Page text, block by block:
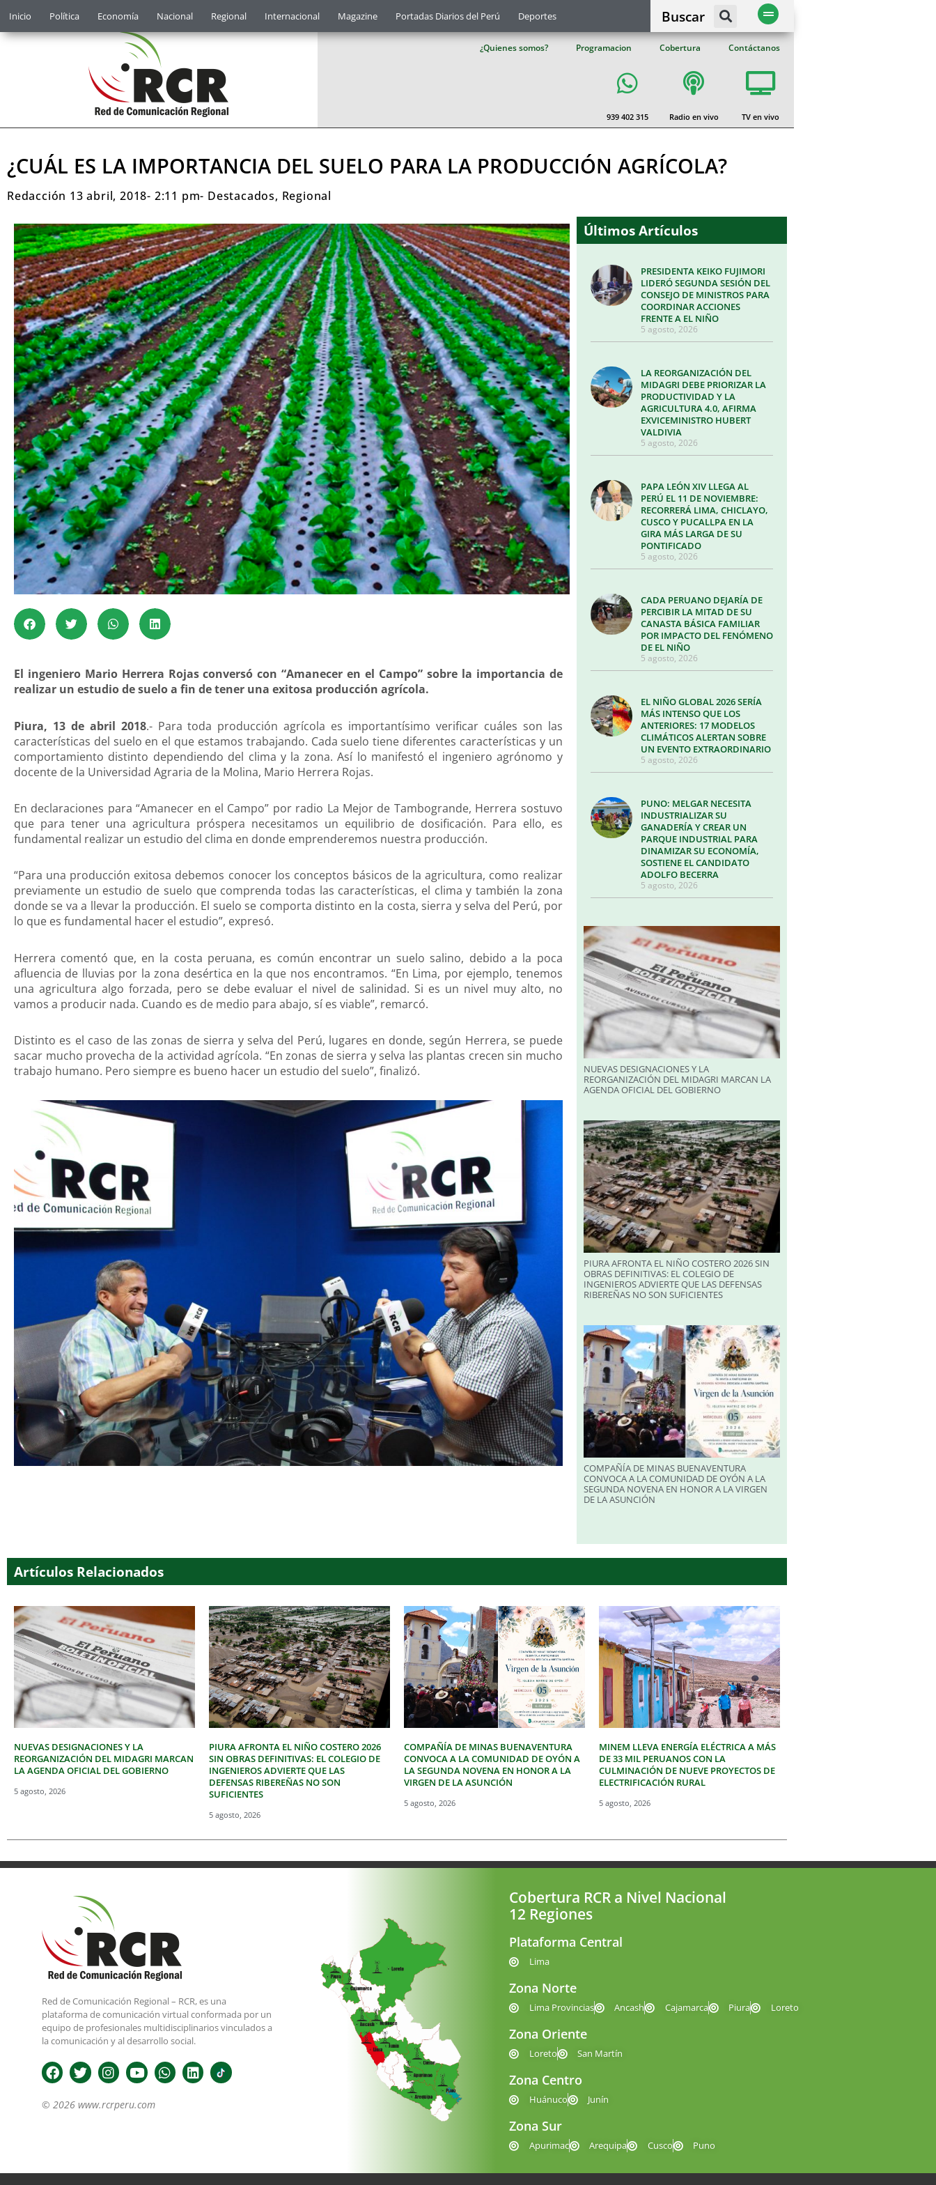
Inicio Política Economía Nacional Regional Internacional Magazine Portadas Diarios del Perú Deportes Buscar
¿Quienes somos? Programacion Cobertura Contáctanos
939 402 315 Radio en vivo TV en vivo
¿CUÁL ES LA IMPORTANCIA DEL SUELO PARA LA PRODUCCIÓN AGRÍCOLA?
Redacción 13 abril, 2018- 2:11 pm- Destacados, Regional
El ingeniero Mario Herrera Rojas conversó con “Amanecer en el Campo” sobre la importancia de
realizar un estudio de suelo a fin de tener una exitosa producción agrícola.
Piura, 13 de abril 2018.- Para toda producción agrícola es importantísimo verificar cuáles son las
características del suelo en el que estamos trabajando. Cada suelo tiene diferentes características y un
comportamiento distinto dependiendo del clima y la zona. Así lo manifestó el ingeniero agrónomo y
docente de la Universidad Agraria de la Molina, Mario Herrera Rojas.
En declaraciones para “Amanecer en el Campo” por radio La Mejor de Tambogrande, Herrera sostuvo
que para tener una agricultura próspera necesitamos un equilibrio de dosificación. Para ello, es
fundamental realizar un estudio del clima en donde emprenderemos nuestra producción.
“Para una producción exitosa debemos conocer los conceptos básicos de la agricultura, como realizar
previamente un estudio de suelo que comprenda todas las características, el clima y también la zona
donde se va a llevar la producción. El suelo se comporta distinto en la costa, sierra y selva del Perú, por
lo que es fundamental hacer el estudio”, expresó.
Herrera comentó que, en la costa peruana, es común encontrar un suelo salino, debido a la poca
afluencia de lluvias por la zona desértica en la que nos encontramos. “En Lima, por ejemplo, tenemos
una agricultura algo forzada, pero se debe evaluar el nivel de salinidad. Si es un nivel muy alto, no
vamos a producir nada. Cuando es de medio para abajo, sí es viable”, remarcó.
Distinto es el caso de las zonas de sierra y selva del Perú, lugares en donde, según Herrera, se puede
sacar mucho provecha de la actividad agrícola. “En zonas de sierra y selva las plantas crecen sin mucho
trabajo humano. Pero siempre es bueno hacer un estudio del suelo”, finalizó.
Últimos Artículos
PRESIDENTA KEIKO FUJIMORI
LIDERÓ SEGUNDA SESIÓN DEL
CONSEJO DE MINISTROS PARA
COORDINAR ACCIONES
FRENTE A EL NIÑO
5 agosto, 2026
LA REORGANIZACIÓN DEL
MIDAGRI DEBE PRIORIZAR LA
PRODUCTIVIDAD Y LA
AGRICULTURA 4.0, AFIRMA
EXVICEMINISTRO HUBERT
VALDIVIA
5 agosto, 2026
PAPA LEÓN XIV LLEGA AL
PERÚ EL 11 DE NOVIEMBRE:
RECORRERÁ LIMA, CHICLAYO,
CUSCO Y PUCALLPA EN LA
GIRA MÁS LARGA DE SU
PONTIFICADO
5 agosto, 2026
CADA PERUANO DEJARÍA DE
PERCIBIR LA MITAD DE SU
CANASTA BÁSICA FAMILIAR
POR IMPACTO DEL FENÓMENO
DE EL NIÑO
5 agosto, 2026
EL NIÑO GLOBAL 2026 SERÍA
MÁS INTENSO QUE LOS
ANTERIORES: 17 MODELOS
CLIMÁTICOS ALERTAN SOBRE
UN EVENTO EXTRAORDINARIO
5 agosto, 2026
PUNO: MELGAR NECESITA
INDUSTRIALIZAR SU
GANADERÍA Y CREAR UN
PARQUE INDUSTRIAL PARA
DINAMIZAR SU ECONOMÍA,
SOSTIENE EL CANDIDATO
ADOLFO BECERRA
5 agosto, 2026
NUEVAS DESIGNACIONES Y LA
REORGANIZACIÓN DEL MIDAGRI MARCAN LA
AGENDA OFICIAL DEL GOBIERNO
PIURA AFRONTA EL NIÑO COSTERO 2026 SIN
OBRAS DEFINITIVAS: EL COLEGIO DE
INGENIEROS ADVIERTE QUE LAS DEFENSAS
RIBEREÑAS NO SON SUFICIENTES
COMPAÑÍA DE MINAS BUENAVENTURA
CONVOCA A LA COMUNIDAD DE OYÓN A LA
SEGUNDA NOVENA EN HONOR A LA VIRGEN
DE LA ASUNCIÓN
Artículos Relacionados
NUEVAS DESIGNACIONES Y LA
REORGANIZACIÓN DEL MIDAGRI MARCAN
LA AGENDA OFICIAL DEL GOBIERNO
5 agosto, 2026
PIURA AFRONTA EL NIÑO COSTERO 2026
SIN OBRAS DEFINITIVAS: EL COLEGIO DE
INGENIEROS ADVIERTE QUE LAS
DEFENSAS RIBEREÑAS NO SON
SUFICIENTES
5 agosto, 2026
COMPAÑÍA DE MINAS BUENAVENTURA
CONVOCA A LA COMUNIDAD DE OYÓN A
LA SEGUNDA NOVENA EN HONOR A LA
VIRGEN DE LA ASUNCIÓN
5 agosto, 2026
MINEM LLEVA ENERGÍA ELÉCTRICA A MÁS
DE 33 MIL PERUANOS CON LA
CULMINACIÓN DE NUEVE PROYECTOS DE
ELECTRIFICACIÓN RURAL
5 agosto, 2026
Red de Comunicación Regional – RCR, es una
plataforma de comunicación virtual conformada por un
equipo de profesionales multidisciplinarios vinculados a
la comunicación y al desarrollo social.
© 2026 www.rcrperu.com
Cobertura RCR a Nivel Nacional
12 Regiones
Plataforma Central
Lima
Zona Norte
Lima Provincias Ancash Cajamarca Piura Loreto
Zona Oriente
Loreto San Martín
Zona Centro
Huánuco Junín
Zona Sur
Apurimac Arequipa Cusco Puno